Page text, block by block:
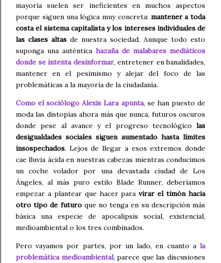
mayoría suelen ser ineficientes en muchos aspectos
porque siguen una lógica muy concreta: mantener a toda
costa el sistema capitalista y los intereses individuales de
las clases altas de nuestra sociedad. Aunque todo esto
suponga una auténtica hazaña de malabares mediáticos
donde se intenta desinformar, entretener en banalidades,
mantener en el pesimismo y alejar del foco de las
problemáticas a la mayoría de la ciudadanía.
Como el sociólogo Alexis Lara apunta, se han puesto de
moda las distopías ahora más que nunca, futuros oscuros
donde pese al avance y el progreso tecnológico las
desigualdades sociales siguen aumentado hasta límites
insospechados. Lejos de llegar a esos extremos donde
cae lluvia ácida en nuestras cabezas mientras conducimos
un coche volador por una devastada ciudad de Los
Ángeles, al más puro estilo Blade Runner, deberíamos
empezar a plantear que hacer paravirar el timón hacia
otro tipo de futuroque no tenga en su descripción más
básica una especie de apocalipsis social, existencial,
medioambiental o los tres combinados.
Pero vayamos por partes, por un lado, en cuanto a la
problemática medioambiental, parece que las discusiones